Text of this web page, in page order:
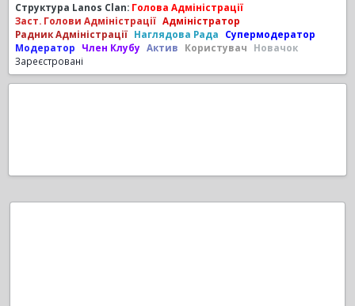
Структура Lanos Clan: Голова Адміністрації
Заст. Голови Адміністрації Адміністратор
Радник Адміністрації Наглядова Рада
Супермодератор
Модератор
Член Клубу Актив Користувач
Новачок
Зареєстровані